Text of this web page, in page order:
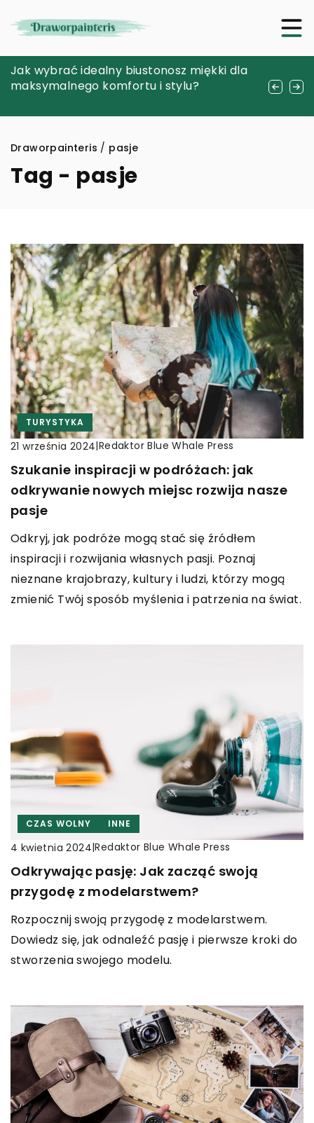
Jak wybrać idealny długopis Waterman na
prezent – poradnik dla kupujących
Jak wybrać idealny biustonosz miękki dla
maksymalnego komfortu i stylu?
Jak terapia zajęciowa wspiera rozwój dzieci
z zaburzeniami lękowymi – przewodnik dla
Draworpainteris / pasje
Tag - pasje
TURYSTYKA
21 września 2024|Redaktor Blue Whale Press
Szukanie inspiracji w podróżach: jak
odkrywanie nowych miejsc rozwija nasze
pasje
Odkryj, jak podróże mogą stać się źródłem
inspiracji i rozwijania własnych pasji. Poznaj
nieznane krajobrazy, kultury i ludzi, którzy mogą
zmienić Twój sposób myślenia i patrzenia na świat.
CZAS WOLNY INNE
4 kwietnia 2024|Redaktor Blue Whale Press
Odkrywając pasję: Jak zacząć swoją
przygodę z modelarstwem?
Rozpocznij swoją przygodę z modelarstwem.
Dowiedz się, jak odnaleźć pasję i pierwsze kroki do
stworzenia swojego modelu.